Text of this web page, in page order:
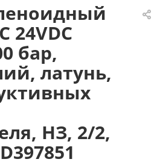
24VDC
бар,
латунь,
НЗ, 2/2,